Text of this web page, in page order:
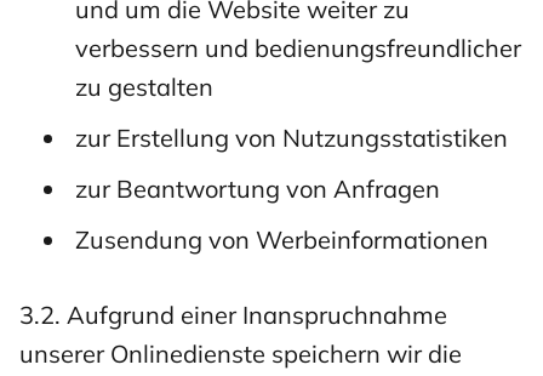
und um die Website weiter zu
verbessern und bedienungsfreundlicher
zu gestalten
zur Erstellung von Nutzungsstatistiken
zur Beantwortung von Anfragen
Zusendung von Werbeinformationen
3.2. Aufgrund einer Inanspruchnahme
unserer Onlinedienste speichern wir die